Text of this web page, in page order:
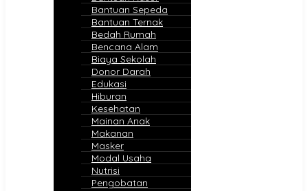
Bantuan Sepeda
Bantuan Ternak
Bedah Rumah
Bencana Alam
Biaya Sekolah
Donor Darah
Edukasi
Hiburan
Kesehatan
Mainan Anak
Makanan
Masker
Modal Usaha
Nutrisi
Pengobatan